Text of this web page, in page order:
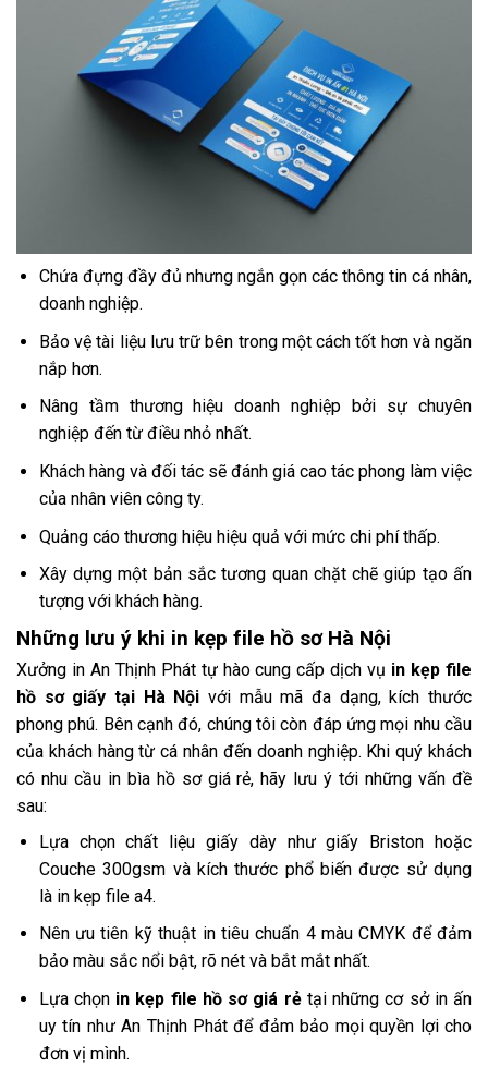
Chứa đựng đầy đủ nhưng ngắn gọn các thông tin cá nhân,
doanh nghiệp.
Bảo vệ tài liệu lưu trữ bên trong một cách tốt hơn và ngăn
nắp hơn.
Nâng tầm thương hiệu doanh nghiệp bởi sự chuyên
nghiệp đến từ điều nhỏ nhất.
Khách hàng và đối tác sẽ đánh giá cao tác phong làm việc
của nhân viên công ty.
Quảng cáo thương hiệu hiệu quả với mức chi phí thấp.
Xây dựng một bản sắc tương quan chặt chẽ giúp tạo ấn
tượng với khách hàng.
Những lưu ý khi in kẹp file hồ sơ Hà Nội
Xưởng in An Thịnh Phát tự hào cung cấp dịch vụ in kẹp file
hồ sơ giấy tại Hà Nội với mẫu mã đa dạng, kích thước
phong phú. Bên cạnh đó, chúng tôi còn đáp ứng mọi nhu cầu
của khách hàng từ cá nhân đến doanh nghiệp. Khi quý khách
có nhu cầu in bìa hồ sơ giá rẻ, hãy lưu ý tới những vấn đề
sau:
Lựa chọn chất liệu giấy dày như giấy Briston hoặc
Couche 300gsm và kích thước phổ biến được sử dụng
là in kẹp file a4.
Nên ưu tiên kỹ thuật in tiêu chuẩn 4 màu CMYK để đảm
bảo màu sắc nổi bật, rõ nét và bắt mắt nhất.
Lựa chọn in kẹp file hồ sơ giá rẻtại những cơ sở in ấn
uy tín như An Thịnh Phát để đảm bảo mọi quyền lợi cho
đơn vị mình.